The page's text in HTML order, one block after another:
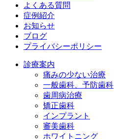
よくある質問
症例紹介
お知らせ
ブログ
プライバシーポリシー
診療案内
痛みの少ない治療
一般歯科、予防歯科
歯周病治療
矯正歯科
インプラント
審美歯科
ホワイトニング